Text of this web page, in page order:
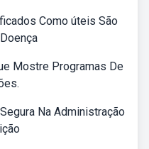
Como úteis São
Mostre Programas De
Na Administração